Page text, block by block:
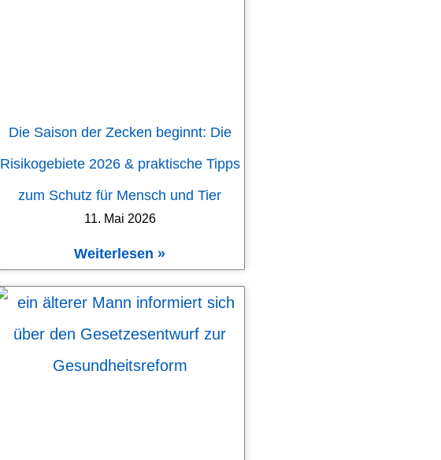
Die Saison der Zecken beginnt: Die
Risikogebiete 2026 & praktische Tipps
zum Schutz für Mensch und Tier
11. Mai 2026
Weiterlesen »